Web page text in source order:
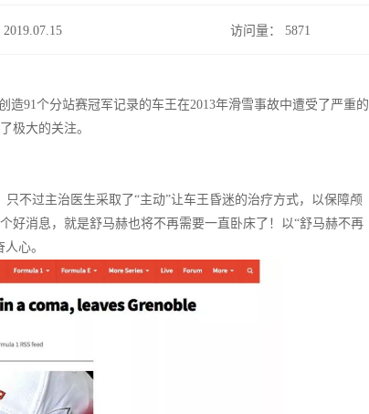
2019.07.15 访问量： 5871
91个分站赛冠军记录的车王在2013年滑雪事故中遭受了严重的
极大的关注。
不过主治医生采取了“主动”让车王昏迷的治疗方式，以保障颅
好消息，就是舒马赫也将不再需要一直卧床了！以“舒马赫不再
心。